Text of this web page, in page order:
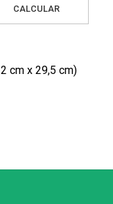
CALCULAR
cm x 29,5 cm)